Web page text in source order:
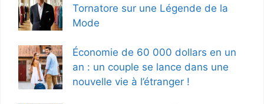
Tornatore sur une Légende de la
Mode
Économie de 60 000 dollars en un
an : un couple se lance dans une
nouvelle vie à l’étranger !